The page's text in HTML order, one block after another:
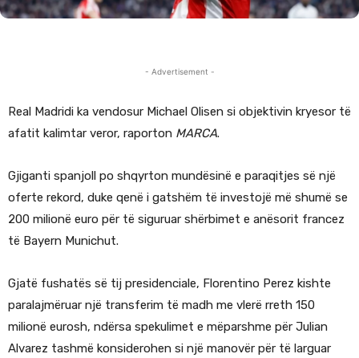
- Advertisement -
Real Madridi ka vendosur Michael Olisen si objektivin kryesor të
afatit kalimtar veror, raporton MARCA.
Gjiganti spanjoll po shqyrton mundësinë e paraqitjes së një
oferte rekord, duke qenë i gatshëm të investojë më shumë se
200 milionë euro për të siguruar shërbimet e anësorit francez
të Bayern Munichut.
Gjatë fushatës së tij presidenciale, Florentino Perez kishte
paralajmëruar një transferim të madh me vlerë rreth 150
milionë eurosh, ndërsa spekulimet e mëparshme për Julian
Alvarez tashmë konsiderohen si një manovër për të larguar